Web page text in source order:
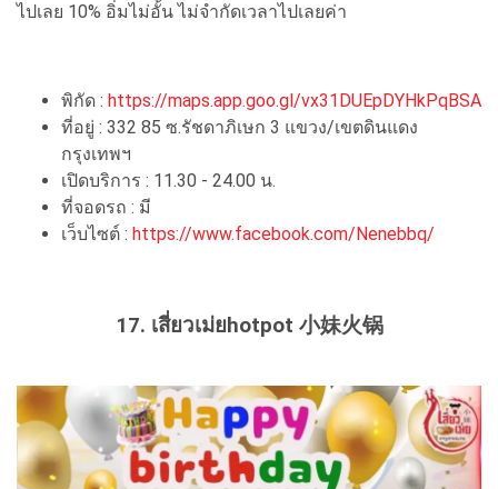
ไปเลย 10% อิ่มไม่อั้น ไม่จำกัดเวลาไปเลยค่า
พิกัด : https://maps.app.goo.gl/vx31DUEpDYHkPqBSA
ที่อยู่ : 332 85 ซ.รัชดาภิเษก 3 แขวง/เขตดินแดง
กรุงเทพฯ
เปิดบริการ : 11.30 - 24.00 น.
ที่จอดรถ : มี
เว็บไซต์ : https://www.facebook.com/Nenebbq/
17. เสี่ยวเม่ยhotpot 小妹火锅